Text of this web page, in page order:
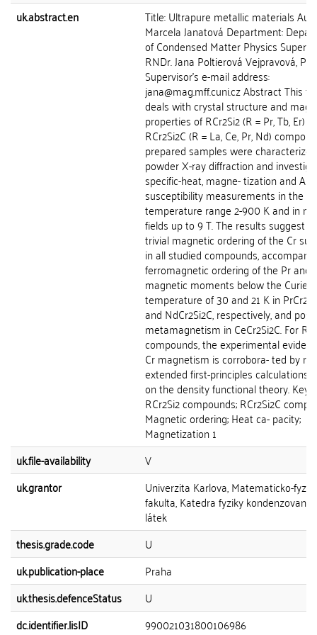
uk.abstract.en
Title: Ultrapure metallic materials
Marcela Janatová Department:
of Condensed Matter Physics
RNDr. Jana Poltierová Vejpravová,
Supervisor's e-mail address:
jana@mag.mff.cuni.cz Abstract This
deals with crystal structure and
properties of RCr2Si2 (R = Pr, Tb, Er)
RCr2Si2C (R = La, Ce, Pr, Nd)
prepared samples were
powder X-ray diffraction and
specific-heat, magne- tization and AC-
susceptibility measurements in the
temperature range 2-900 K and in
fields up to 9 T. The results suggest
trivial magnetic ordering of the Cr
in all studied compounds,
ferromagnetic ordering of the Pr and
magnetic moments below the Curie
temperature of 30 and 21 K in
and NdCr2Si2C, respectively, and
metamagnetism in CeCr2Si2C. For
compounds, the experimental
Cr magnetism is corrobora- ted by
extended first-principles calculations
on the density functional theory.
RCr2Si2 compounds; RCr2Si2C
Magnetic ordering; Heat ca- pacity;
Magnetization 1
uk.file-availability
V
uk.grantor
Univerzita Karlova, Matematicko-
fakulta, Katedra fyziky
látek
thesis.grade.code
U
uk.publication-place
Praha
uk.thesis.defenceStatus
U
dc.identifier.lisID
990021031800106986